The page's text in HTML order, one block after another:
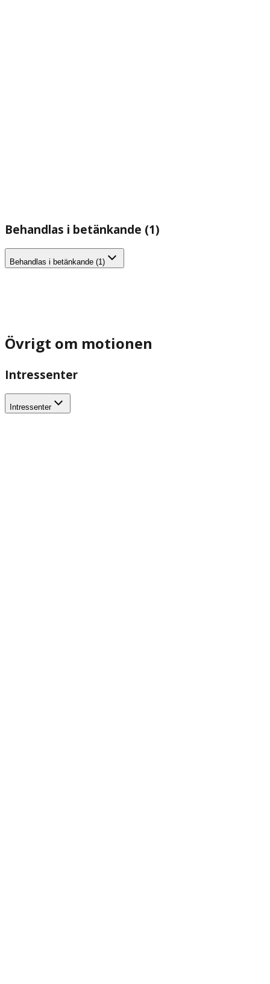
Behandlas i betänkande (1)
Behandlas i betänkande (1)
Övrigt om motionen
Intressenter
Intressenter